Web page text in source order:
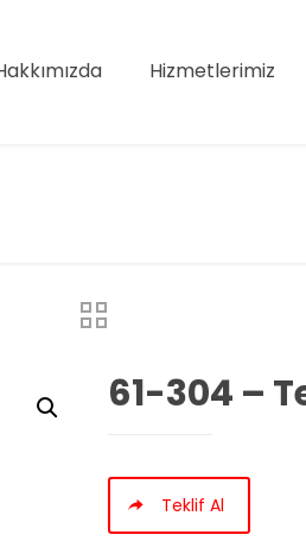
Hizmetlerimiz
61-304 –
Teklif Al